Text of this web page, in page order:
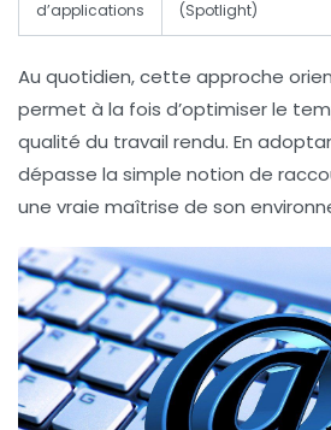
d’applications
(Spotlight)
Au quotidien, cette approche
permet à la fois d’optimiser le
qualité du travail rendu. En
dépasse la simple notion de
une vraie maîtrise de son